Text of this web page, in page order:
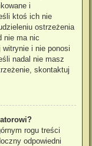
i
ktoś ich nie
ostrzeżenia
nie ma nic
i nie ponosi
nadal nie masz
skontaktuj
rogu treści
odpowiedni